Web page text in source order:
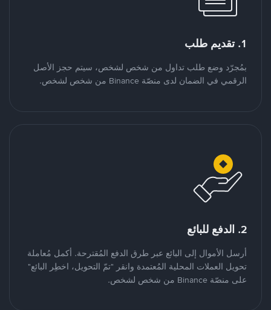
1. تقديم طلب
بمُجرّد وضع طلب تداول من شخص لشخص، سيتم حجز الأصل
الرقمي في الضمان لدى منصّة Binance من شخص لشخص.
2. الدفع للبائع
أرسل الأموال إلى البائع عبر طرق الدفع المُقترحة. أكمل مُعاملة
تحويل العملات المحلية المُعتمدة وانقر "تمّ التحويل، اخطِر البائع"
على منصّة Binance من شخص لشخص.